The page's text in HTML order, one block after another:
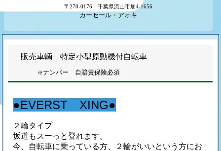
〒270-0176 千葉県流山市加4-1656
カーセール・アオキ
販売車輌 特定小型原動機付自転車
※ナンバー 自賠責保険必須
●EVERST XING●
２輪タイプ
坂道もスーっと登れます。
今、自転車に乗っている方、２輪がいいという方にお